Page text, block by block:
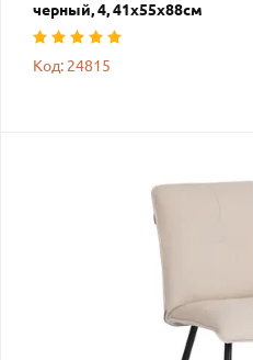
черный, 4, 41х55х88см
Код: 24815